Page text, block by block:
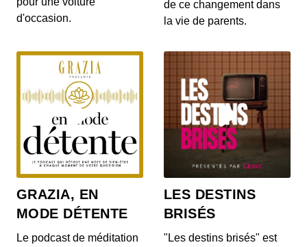
d'occasion.
de ce changement dans
la vie de parents.
GRAZIA, EN
MODE DÉTENTE
Le podcast de méditation
LES DESTINS
BRISÉS
"Les destins brisés" est